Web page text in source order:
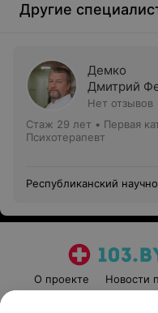
Другие
Демко
Дмитрий
Нет отзывов
Стаж 29 лет • Первая
Психотерапевт
Республиканский
О проекте Новости